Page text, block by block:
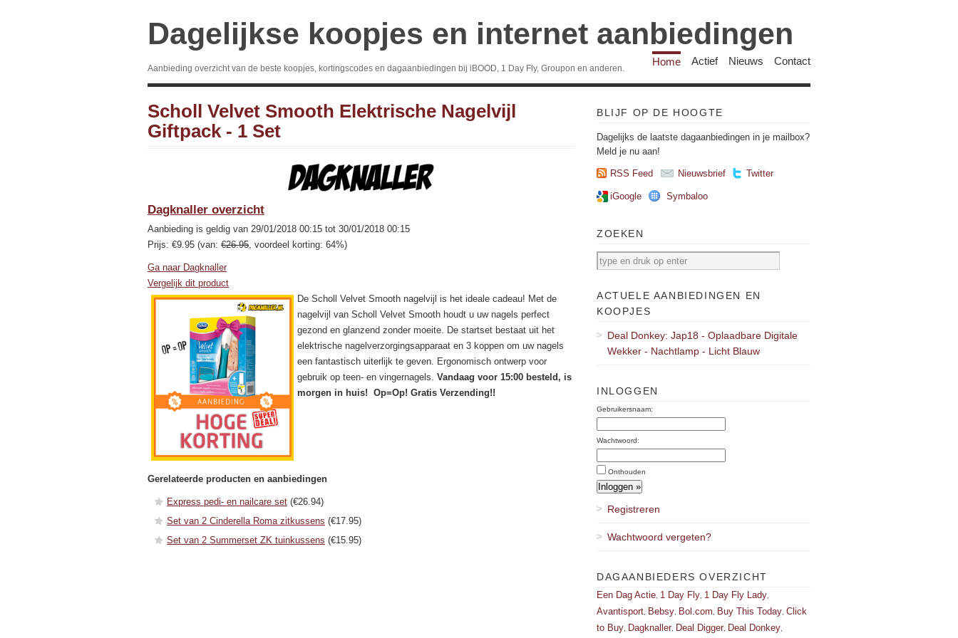
Dagelijkse koopjes en internet aanbiedingen
Aanbieding overzicht van de beste koopjes, kortingscodes en dagaanbiedingen bij iBOOD, 1 Day Fly, Groupon en anderen.
Home Actief Nieuws Contact
Scholl Velvet Smooth Elektrische Nagelvijl
Giftpack - 1 Set
Dagknaller overzicht
Aanbieding is geldig van 29/01/2018 00:15 tot 30/01/2018 00:15
Prijs: €9.95 (van: €26.95, voordeel korting: 64%)
Ga naar Dagknaller
Vergelijk dit product
De Scholl Velvet Smooth nagelvijl is het ideale cadeau! Met de
nagelvijl van Scholl Velvet Smooth houdt u uw nagels perfect
gezond en glanzend zonder moeite. De startset bestaat uit het
elektrische nagelverzorgingsapparaat en 3 koppen om uw nagels
een fantastisch uiterlijk te geven. Ergonomisch ontwerp voor
gebruik op teen- en vingernagels. Vandaag voor 15:00 besteld, is
morgen in huis! Op=Op! Gratis Verzending!!
Gerelateerde producten en aanbiedingen
Express pedi- en nailcare set (€26.94)
Set van 2 Cinderella Roma zitkussens (€17.95)
Set van 2 Summerset ZK tuinkussens (€15.95)
BLIJF OP DE HOOGTE
Dagelijks de laatste dagaanbiedingen in je mailbox?
Meld je nu aan!
RSS Feed Nieuwsbrief Twitter
iGoogle Symbaloo
ZOEKEN
ACTUELE AANBIEDINGEN EN
KOOPJES
Deal Donkey: Jap18 - Oplaadbare Digitale
Wekker - Nachtlamp - Licht Blauw
INLOGGEN
Gebruikersnaam:
Wachtwoord:
Onthouden
Registreren
Wachtwoord vergeten?
DAGAANBIEDERS OVERZICHT
Een Dag Actie 1 Day Fly 1 Day Fly Lady
Avantisport Bebsy Bol.com Buy This Today Click
to Buy Dagknaller Deal Digger Deal Donkey